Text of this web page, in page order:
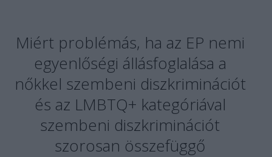
Miért problémás, ha az EP nemi
egyenlőségi állásfoglalása a
nőkkel szembeni diszkriminációt
és az LMBTQ+ kategóriával
szembeni diszkriminációt
szorosan összefüggő